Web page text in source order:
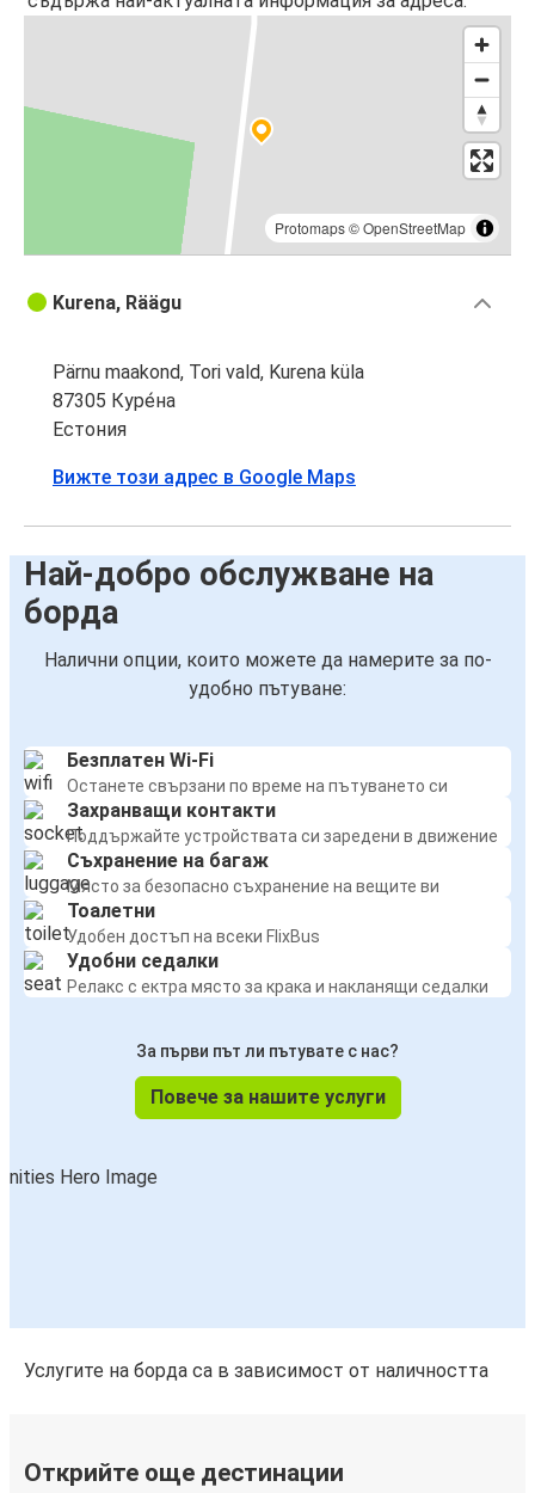
Protomaps©OpenStreetMap
Kurena, Räägu
Pärnu maakond, Tori vald, Kurena küla
87305 Куре́на
Естония
Вижте този адрес в Google Maps
Най-добро обслужване на
борда
Налични опции, които можете да намерите за по-
удобно пътуване:
Безплатен Wi-Fi
Останете свързани по време на пътуването си
Захранващи контакти
Поддържайте устройствата си заредени в движение
Съхранение на багаж
Място за безопасно съхранение на вещите ви
Тоалетни
Удобен достъп на всеки FlixBus
Удобни седалки
Релакс с ектра място за крака и накланящи седалки
За първи път ли пътувате с нас?
Повече за нашите услуги
Услугите на борда са в зависимост от наличността
Открийте още дестинации